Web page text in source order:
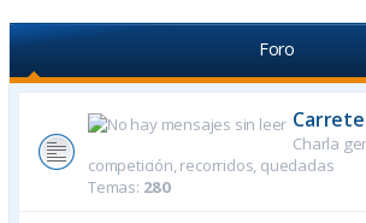
Foro
Charla
competición, recorridos, quedadas
Temas: 280